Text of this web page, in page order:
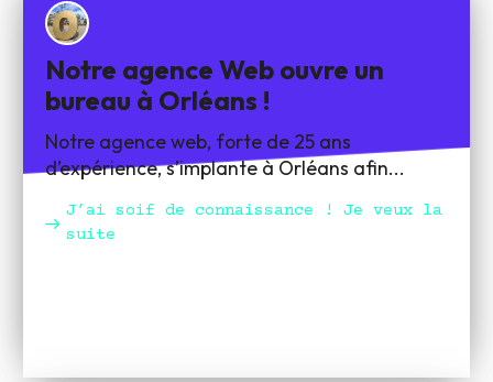
Notre agence Web ouvre un
bureau à Orléans !
Notre agence web, forte de 25 ans
d’expérience, s’implante à Orléans afin...
J’ai soif de connaissance ! Je veux la
suite